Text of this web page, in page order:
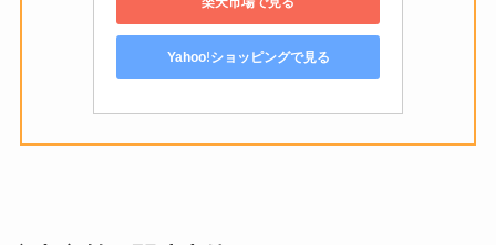
Yahoo!ショッピングで見る